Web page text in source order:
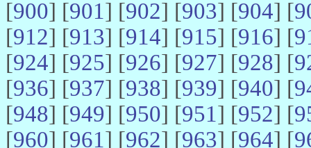
[900] [901] [902] [903] [904] [
[912] [913] [914] [915] [916] [
[924] [925] [926] [927] [928] [
[936] [937] [938] [939] [940] [
[948] [949] [950] [951] [952] [
[960] [961] [962] [963] [964] [